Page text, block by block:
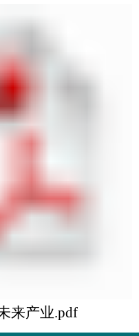
来产业.pdf